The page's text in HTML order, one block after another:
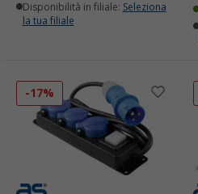
Disponibilità in filiale: Seleziona
la tua filiale
-17%